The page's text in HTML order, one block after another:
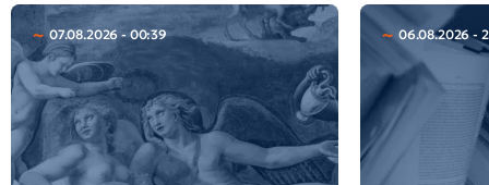
07.08.2026 - 00:39 06.08.2026 -